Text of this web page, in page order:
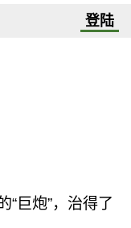
登陆
“巨炮”，治得了